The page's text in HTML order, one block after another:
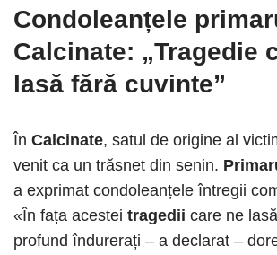
Condoleanțele
Calcinate: „Tragedie
lasă fără cuvinte”
În Calcinate, satul de origine al
venit ca un trăsnet din senin.
a exprimat condoleanțele întregii
«În fața acestei tragedii care ne
profund îndurerați – a declarat –